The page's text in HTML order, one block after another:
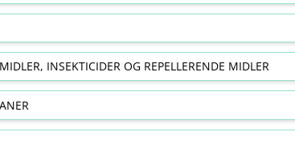
INSEKTICIDER OG REPELLERENDE MIDLER